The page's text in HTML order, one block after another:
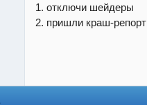
1. отключи шейдеры
2. пришли краш-